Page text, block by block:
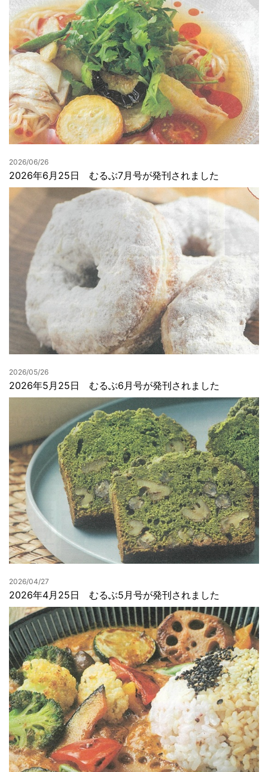
2026/06/26
2026年6月25日 むるぶ7月号が発刊されました
2026/05/26
2026年5月25日 むるぶ6月号が発刊されました
2026/04/27
2026年4月25日 むるぶ5月号が発刊されました